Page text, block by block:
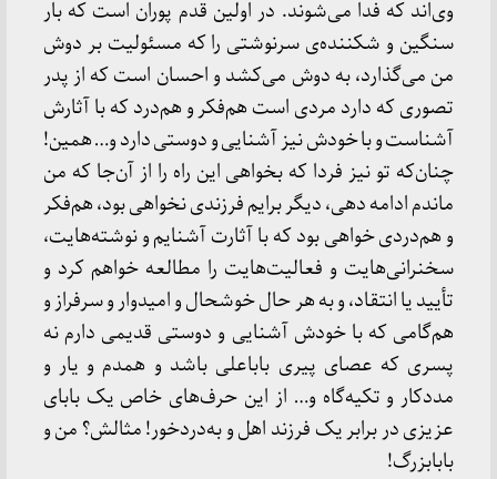
وی‌اند که فدا می‌شوند. در اولین قدم پوران است که بار
سنگین و شکننده‌ی سرنوشتی را که مسئولیت بر دوش
من می‌گذارد، به دوش می‌کشد و احسان است که از پدر
تصوری که دارد مردی است هم‌فکر و هم‌درد که با آثارش
آشناست و با خودش نیز آشنایی و دوستی دارد و… همین!
چنان‌که تو نیز فردا که بخواهی این راه را از آن‌جا که من
ماندم ادامه دهی، دیگر برایم فرزندی نخواهی بود، هم‌فکر
و هم‌دردی خواهی بود که با آثارت آشنایم و نوشته‌هایت،
سخنرانی‌هایت و فعالیت‌هایت را مطالعه خواهم کرد و
تأیید یا انتقاد، و به هر حال خوشحال و امیدوار و سرفراز و
هم‌گامی که با خودش آشنایی و دوستی قدیمی دارم نه
پسری که عصای پیری باباعلی باشد و همدم و یار و
مددکار و تکیه‌گاه و… از این حرف‌های خاص یک بابای
عزیزی در برابر یک فرزند اهل و به‌دردخور! مثالش؟ من و
بابابزرگ!